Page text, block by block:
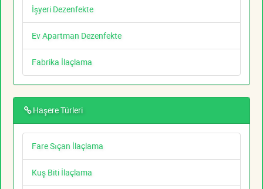
İşyeri Dezenfekte
Ev Apartman Dezenfekte
Fabrika İlaçlama
Haşere Türleri
Fare Sıçan İlaçlama
Kuş Biti İlaçlama